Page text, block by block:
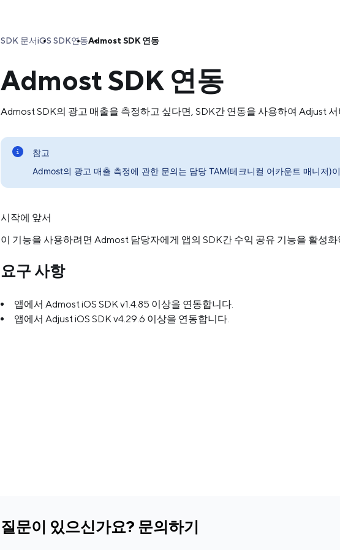
SDK 문서iOS SDK연동Admost SDK 연동
Admost SDK 연동
Admost SDK의 광고 매출을 측정하고 싶다면, SDK간 연동을 사용하여 Adjust
참고
Admost의 광고 매출 측정에 관한 문의는 담당 TAM(테크니컬 어카운트 매니저)
시작에 앞서
이 기능을 사용하려면 Admost 담당자에게 앱의 SDK간 수익 공유 기능을 활성
요구 사항
앱에서 Admost iOS SDK v1.4.85 이상을 연동합니다.
앱에서 Adjust iOS SDK v4.29.6 이상을 연동합니다.
질문이 있으신가요? 문의하기